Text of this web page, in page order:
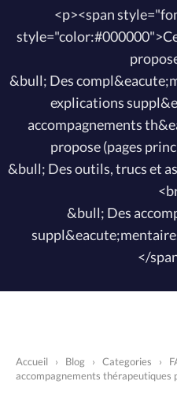
<p><span
&bull; Des
explications
accompagnements
propose (pages
&bull; Des outils, trucs et
&bull; Des
</
Accueil › Blog › Categories ›
accompagnements thérapeutiques